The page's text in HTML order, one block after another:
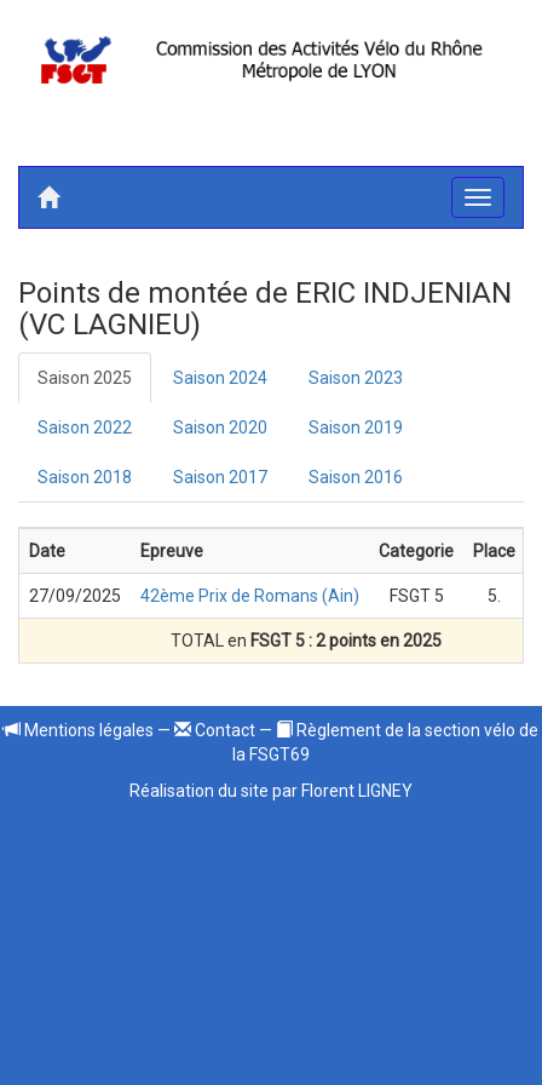
Toggle
Points de montée de ERIC INDJENIAN
(VC LAGNIEU)
Saison 2025 Saison 2024 Saison 2023
Saison 2022 Saison 2020 Saison 2019
Saison 2018 Saison 2017 Saison 2016
Date Epreuve Categorie Place
27/09/2025 42ème Prix de Romans (Ain) FSGT 5 5.
TOTAL en FSGT 5 : 2 points en 2025
Mentions légales — Contact —
Règlement de la section vélo de
la FSGT69
Réalisation du site par Florent LIGNEY